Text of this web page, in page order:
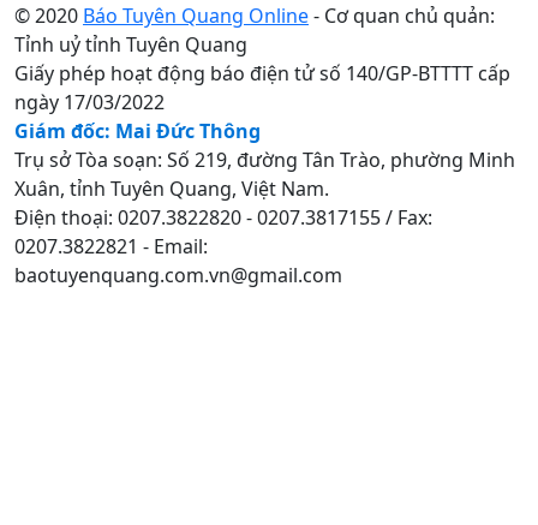
© 2020 Báo Tuyên Quang Online- Cơ quan chủ quản:
Tỉnh uỷ tỉnh Tuyên Quang
Giấy phép hoạt động báo điện tử số 140/GP-BTTTT cấp
ngày 17/03/2022
Giám đốc: Mai Đức Thông
Trụ sở Tòa soạn: Số 219, đường Tân Trào, phường Minh
Xuân, tỉnh Tuyên Quang, Việt Nam.
Điện thoại: 0207.3822820 - 0207.3817155 / Fax:
0207.3822821 - Email:
baotuyenquang.com.vn@gmail.com